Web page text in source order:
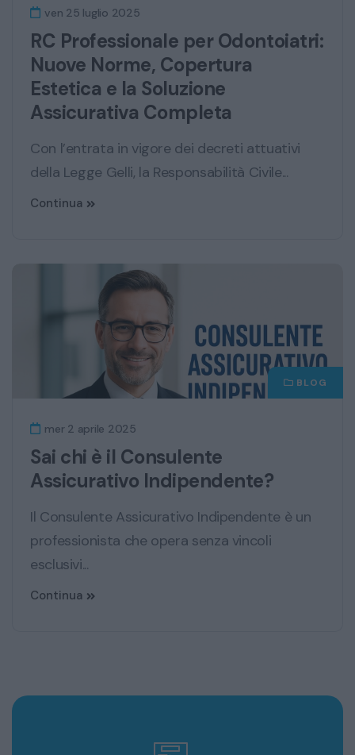
ven 25 luglio 2025
RC Professionale per Odontoiatri:
Nuove Norme, Copertura
Estetica e la Soluzione
Assicurativa Completa
Con l’entrata in vigore dei decreti attuativi
della Legge Gelli, la Responsabilità Civile...
Continua
BLOG
mer 2 aprile 2025
Sai chi è il Consulente
Assicurativo Indipendente?
Il Consulente Assicurativo Indipendente è un
professionista che opera senza vincoli
esclusivi...
Continua